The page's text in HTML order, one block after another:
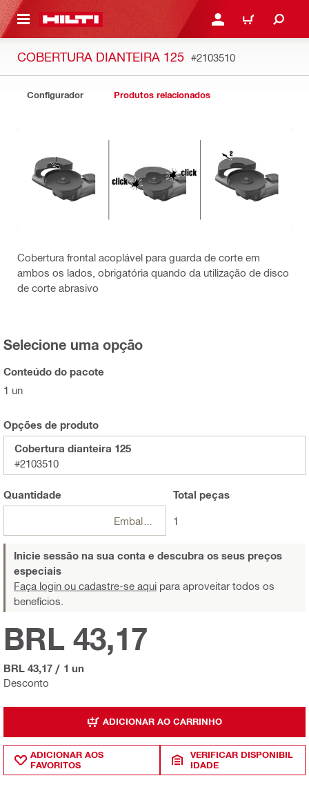
PRINCIPAL ENTRAR OU CADASTRAR
CARRINHO
COBERTURA DIANTEIRA 125 #2103510
Configurador Produtos relacionados
Cobertura frontal acoplável para guarda de corte em
ambos os lados, obrigatória quando da utilização de disco
de corte abrasivo
Selecione uma opção
Conteúdo do pacote
1 un
Opções de produto
Cobertura dianteira 125
#2103510
Quantidade
Embalagens
Total peças
1
Inicie sessão na sua conta e descubra os seus preços
especiais
Faça login ou cadastre-se aqui para aproveitar todos os
benefícios.
Desconto
BRL 43,17
BRL 43,17 / 1 un
ADICIONAR AO CARRINHO
ADICIONAR AOS
FAVORITOS
VERIFICAR DISPONIBIL
IDADE